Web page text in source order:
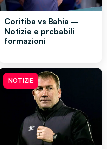
Coritiba vs Bahia –
Notizie e probabili
formazioni
NOTIZIE